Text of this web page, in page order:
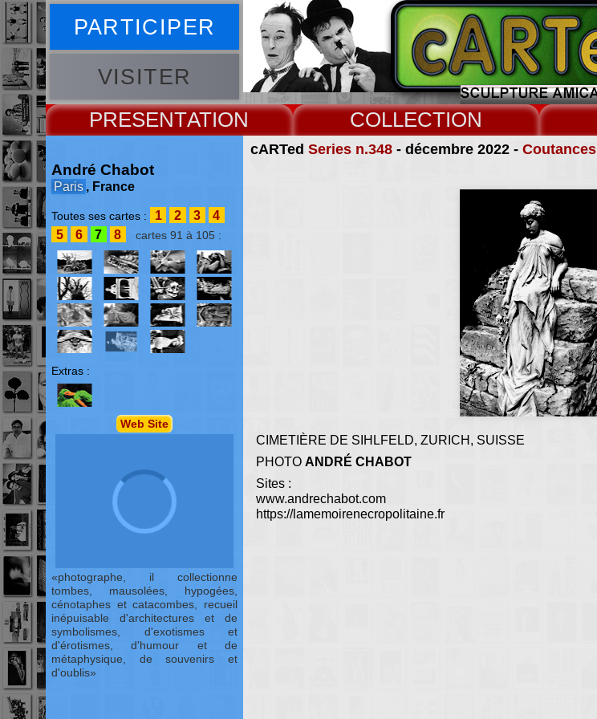
PARTICIPER
VISITER
PRESENT COLLECT
cARTed Series n.348- décembre 2022 - Coutances
CIMETIÈRE DE SIHLFELD, ZURICH, SUISSE
PHOTO ANDRÉ CHABOT
Sites :
www.andrechabot.com
https://lamemoirenecropolitaine.fr
André Chabot
Paris , France
Toutes ses cartes : 1 2 3
4
5
6 7 8 cartes 91 à 105 :
Extras :
Web Site
photographe, il collectionne
tombes, mausolées, hypogées,
cénotaphes et catacombes, recueil
inépuisable d'architectures et de
symbolismes, d'exotismes et
d'érotismes, d'humour et de
métaphysique, de souvenirs et
d'oublis